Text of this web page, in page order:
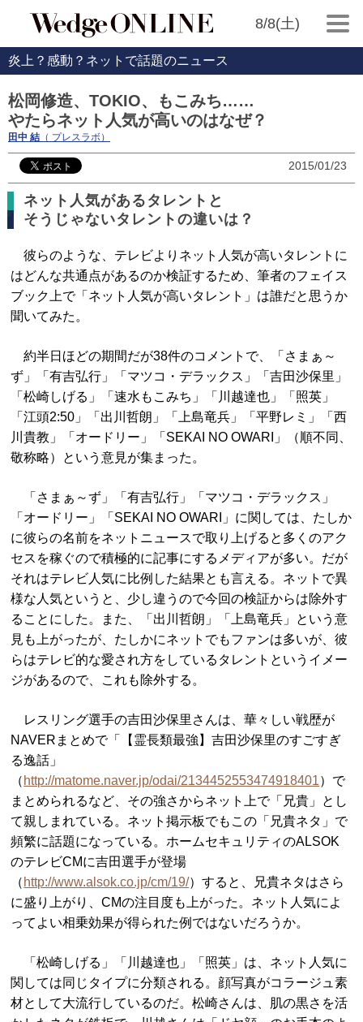
8/8(土)
炎上？感動？ネットで話題のニュース
松岡修造、TOKIO、もこみち……
やたらネット人気が高いのはなぜ？
田中 結 （ プレスラボ）
2015/01/23
ネット人気があるタレントと
そうじゃないタレントの違いは？
彼らのような、テレビよりネット人気が高いタレントに
はどんな共通点があるのか検証するため、筆者のフェイス
ブック上で「ネット人気が高いタレント」は誰だと思うか
聞いてみた。
約半日ほどの期間だが38件のコメントで、「さまぁ～
ず」「有吉弘行」「マツコ・デラックス」「吉田沙保里」
「松崎しげる」「速水もこみち」「川越達也」「照英」
「江頭2:50」「出川哲朗」「上島竜兵」「平野レミ」「西
川貴教」「オードリー」「SEKAI NO OWARI」（順不同、
敬称略）という意見が集まった。
「さまぁ～ず」「有吉弘行」「マツコ・デラックス」
「オードリー」「SEKAI NO OWARI」に関しては、たしか
に彼らの名前をネットニュースで取り上げると多くのアク
セスを稼ぐので積極的に記事にするメディアが多い。だが
それはテレビ人気に比例した結果とも言える。ネットで異
様な人気というと、少し違うので今回の検証からは除外す
ることにした。また、「出川哲朗」「上島竜兵」という意
見も上がったが、たしかにネットでもファンは多いが、彼
らはテレビ的な愛され方をしているタレントというイメー
ジがあるので、これも除外する。
レスリング選手の吉田沙保里さんは、華々しい戦歴が
NAVERまとめで「【霊長類最強】吉田沙保里のすごすぎ
る逸話」
（ http://matome.naver.jp/odai/2134452553474918401）で
まとめられるなど、その強さからネット上で「兄貴」とし
て親しまれている。ネット掲示板でもこの「兄貴ネタ」で
頻繁に話題になっている。ホームセキュリティのALSOK
のテレビCMに吉田選手が登場
（ http://www.alsok.co.jp/cm/19/）すると、兄貴ネタはさら
に盛り上がり、CMの注目度も上がった。ネット人気によ
ってよい相乗効果が得られた例ではないだろうか。
「松崎しげる」「川越達也」「照英」は、ネット人気に
関しては同じタイプに分類される。顔写真がコラージュ素
材として大流行しているのだ。松崎さんは、肌の黒さを活